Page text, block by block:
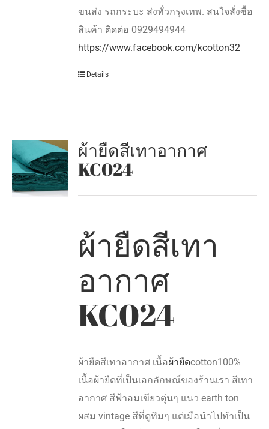
ขนส่ง รถกระบะ ส่งทั่วกรุงเทพ. สนใจสั่งซื้อ
สินค้า ติดต่อ 0929494944
https://www.facebook.com/kcotton32
Details
ผ้ายืดสีเทาอากาศ
KC024
ผ้ายืดสีเทา
อากาศ
KC024
ผ้ายืดสีเทาอากาศ เนื้อผ้ายืดcotton100%
เนื้อผ้ายืดที่เป็นเอกลักษณ์ของร้านเรา สีเทา
อากาศ สีฟ้าอมเขียวตุ่นๆ แนว earth ton
ผสม vintage สีที่ดูทึมๆ แต่เมือนำไปทำเป็น